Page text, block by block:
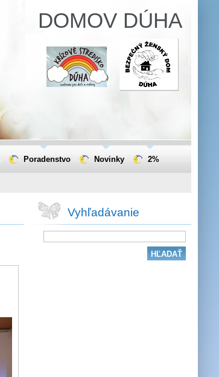
DOMOV DÚHA
Vyhľadávanie
Poradenstvo Novinky 2%